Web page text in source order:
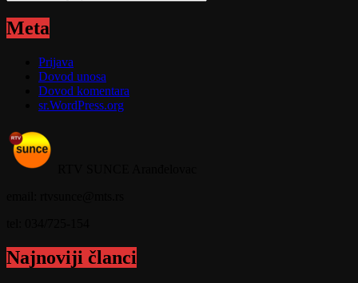
Meta
Prijava
Dovod unosa
Dovod komentara
sr.WordPress.org
Najnoviji članci